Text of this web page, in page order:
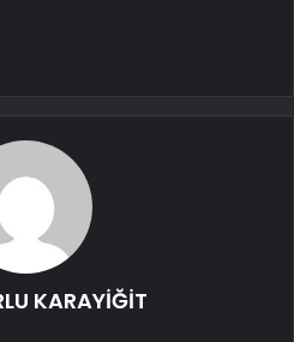
KARAYİĞİT